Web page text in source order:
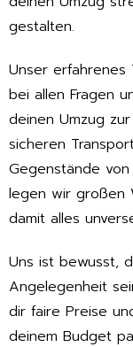
gestalten.
Unser
bei allen Fragen
deinen Umzug
sicheren
Gegenstände
legen wir großen
damit alles
Uns ist bewusst,
Angelegenheit
dir faire Preise
deinem Budget